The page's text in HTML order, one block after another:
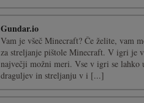
Gundar.io
Vam je všeč Minecraft? Če želite, vam
za streljanje pištole Minecraft. V igri je
največji možni meri. Vse v igri se
draguljev in streljanju v i [...]